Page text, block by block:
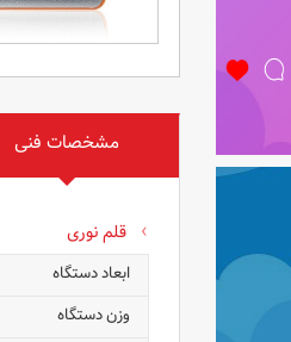
مشخصات فنی
قلم نوری
ابعاد دستگاه
وزن دستگاه